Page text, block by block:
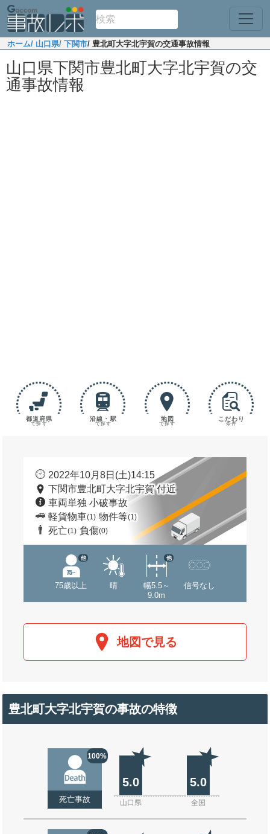
ホーム/ 山口県/ 下関市/ 豊北町大字北宇賀の交通事故情報
山口県下関市豊北町大字北宇賀の交
通事故情報
都道府県
で探す
沿線・駅
で探す
地図
で探す
こだわり
条件
2022年10月8日(土)14:15
下関市豊北町大字北宇賀 付近
車両単独 小破事故
軽貨物車(1) 物件等(1)
死亡(1) 負傷(0)
75歳以上
他
晴
幅5.5～
9.0m
他
信号なし
地図で見る
豊北町大字北宇賀の事故の特徴
100%
死亡事故
5.0 5.0
山口県 全国